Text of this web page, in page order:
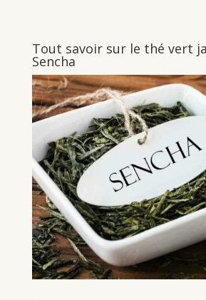
Tout savoir sur le thé vert
Sencha